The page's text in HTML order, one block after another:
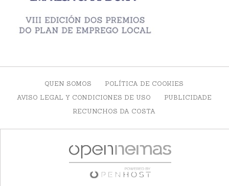
QUEN SOMOS
POLÍTICA DE COOKIES
AVISO LEGAL Y CONDICIONES DE USO
PUBLICIDADE
RECUNCHOS DA COSTA